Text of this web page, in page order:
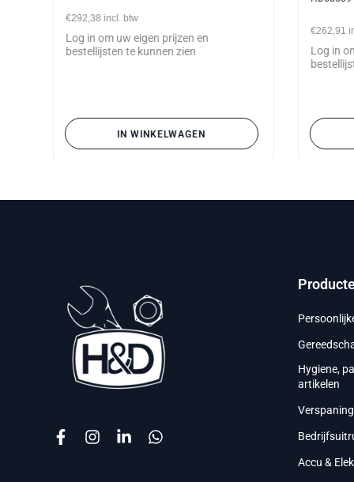
€292,38 incl. btw
Log in om uw eigen prijzen en
bestellijsten te kunnen zien
IN WINKELWAGEN
€262,91
Log in
Hygiene,
artikelen
Verspaning
Accu &